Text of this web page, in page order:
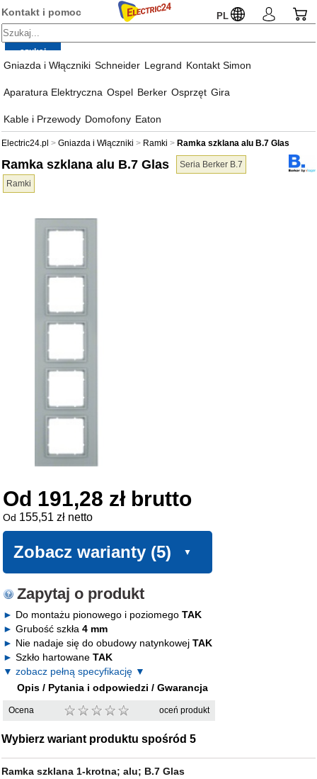
Kontakt i pomoc PL
Gniazda i Włączniki Schneider Legrand Kontakt Simon
Aparatura Elektryczna Ospel Berker Osprzęt Gira
Kable i Przewody Domofony Eaton
Electric24.pl Gniazda i Włączniki Ramki Ramka szklana alu B.7 Glas
Ramka szklana alu B.7 Glas
Seria Berker B.7
Ramki
Od 191,28 zł brutto
Od 155,51 zł netto
Zobacz warianty (5)
Zapytaj o produkt
Do montażu pionowego i poziomegoTAK
Grubość szkła4 mm
Nie nadaje się do obudowy natynkowejTAK
Szkło hartowaneTAK
▼ zobacz pełną specyfikację ▼
Opis / Pytania i odpowiedzi / Gwarancja
Ocena oceń produkt
Wybierz wariant produktu spośród 5
Ramka szklana 1-krotna; alu; B.7 Glas